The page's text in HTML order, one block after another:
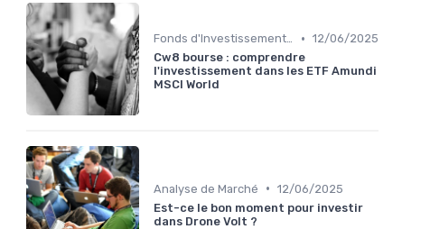
Fonds d'Investissement et ETF • 12/06/2025
Cw8 bourse : comprendre
l'investissement dans les ETF Amundi
MSCI World
Analyse de Marché • 12/06/2025
Est-ce le bon moment pour investir
dans Drone Volt ?